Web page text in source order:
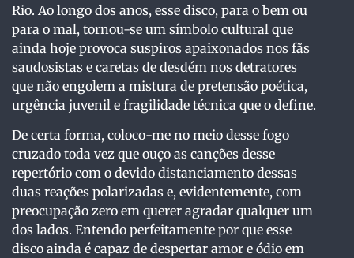
Rio. Ao longo dos anos, esse disco, para o bem ou
para o mal, tornou-se um símbolo cultural que
ainda hoje provoca suspiros apaixonados nos fãs
saudosistas e caretas de desdém nos detratores
que não engolem a mistura de pretensão poética,
urgência juvenil e fragilidade técnica que o define.
De certa forma, coloco-me no meio desse fogo
cruzado toda vez que ouço as canções desse
repertório com o devido distanciamento dessas
duas reações polarizadas e, evidentemente, com
preocupação zero em querer agradar qualquer um
dos lados. Entendo perfeitamente por que esse
disco ainda é capaz de despertar amor e ódio em